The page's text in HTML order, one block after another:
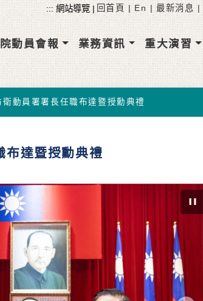
回首頁 | En | 最新消息 |
動員會報 業務資訊 重大演習
衛動員署署長任職布達暨授勳典禮
布達暨授勳典禮